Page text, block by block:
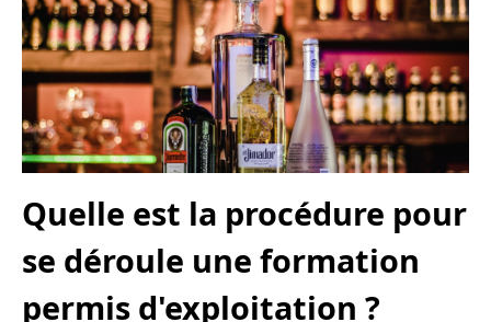
Quelle est la procédure pour
se déroule une formation
permis d'exploitation ?